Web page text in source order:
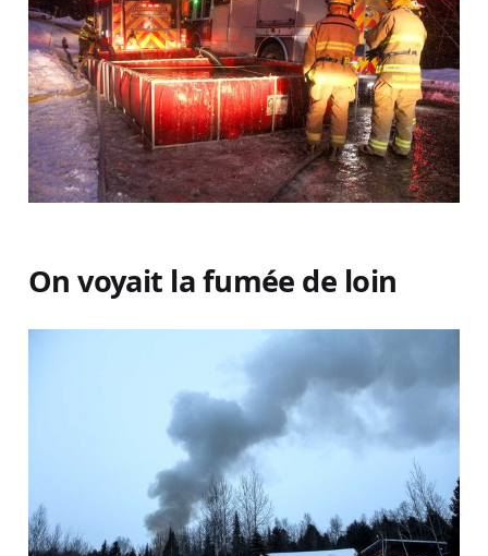
On voyait la fumée de loin